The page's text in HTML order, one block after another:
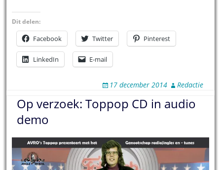
Dit delen:
Facebook Twitter Pinterest
LinkedIn E-mail
17 december 2014 Redactie
Op verzoek: Toppop CD in audio
demo